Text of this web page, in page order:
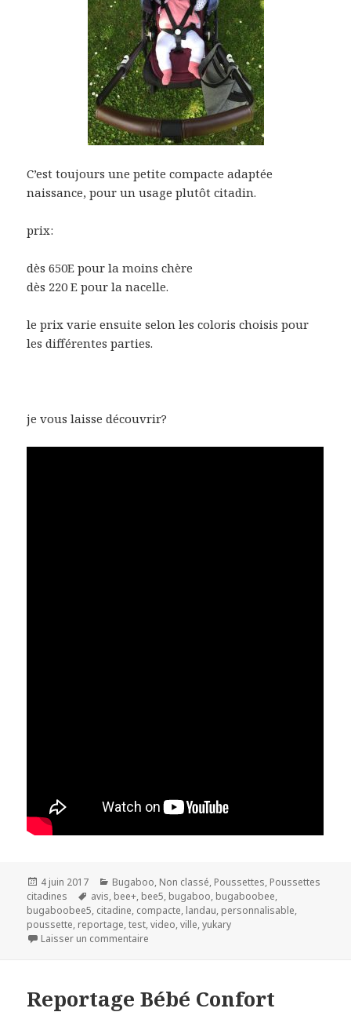
C’est toujours une petite compacte adaptée
naissance, pour un usage plutôt citadin.
prix:
dès 650E pour la moins chère
dès 220 E pour la nacelle.
le prix varie ensuite selon les coloris choisis pour
les différentes parties.
je vous laisse découvrir?
Publié
le
4 juin 2017 Catégories
Bugaboo, Non classé, Poussettes, Poussettes
citadines
Mots-
clés
avis, bee+, bee5, bugaboo, bugaboobee,
bugaboobee5, citadine, compacte, landau, personnalisable,
poussette, reportage,test,video,ville,yukary
Laisser un commentaire
Reportage Bébé Confort